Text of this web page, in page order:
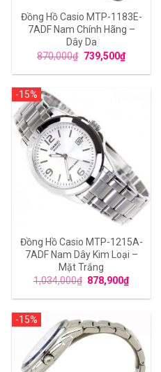
Đồng Hồ Casio MTP-1183E-
7ADF Nam Chính Hãng –
Dây Da
870,000₫ 739,500₫
-15%
Đồng Hồ Casio MTP-1215A-
7ADF Nam Dây Kim Loại –
Mặt Trắng
1,034,000₫ 878,900₫
-15%